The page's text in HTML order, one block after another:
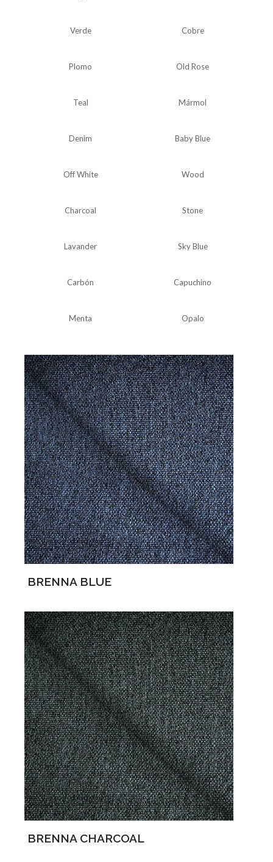
Verde Cobre
Plomo Old Rose
Teal Mármol
Denim Baby Blue
Off White Wood
Charcoal Stone
Lavander Sky Blue
Carbón Capuchino
Menta Opalo
BRENNA BLUE
BRENNA CHARCOAL